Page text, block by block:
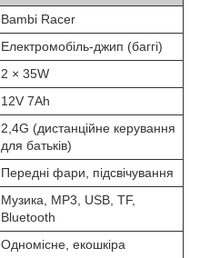
Bambi Racer
Електромобіль-джип (баггі)
2 × 35W
12V 7Ah
2,4G (дистанційне керування
для батьків)
Передні фари, підсвічування
Музика, MP3, USB, TF,
Bluetooth
Одномісне, екошкіра